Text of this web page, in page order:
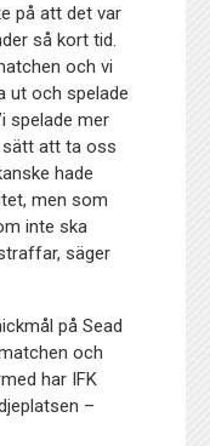
på att det var
så kort tid.
och vi
ut och spelade
spelade mer
att ta oss
hade
men som
inte ska
säger
på Sead
och
har IFK
–